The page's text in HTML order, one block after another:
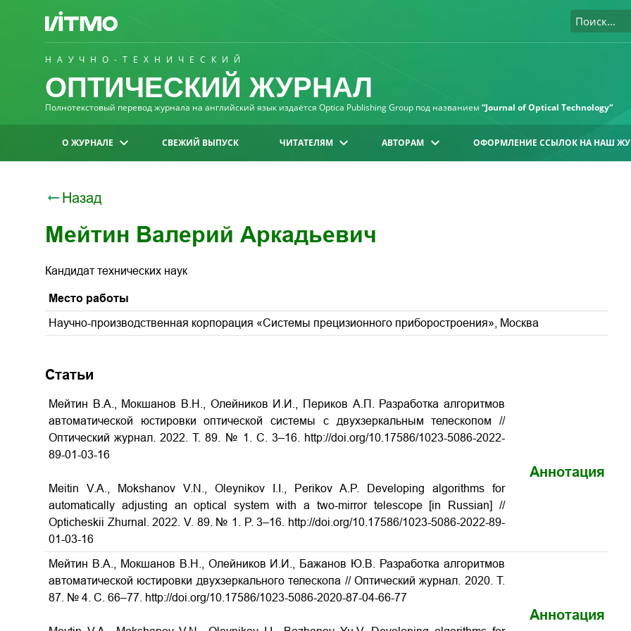
НАУЧНО-ТЕХНИЧЕСКИЙ
ОПТИЧЕСКИЙ ЖУРНАЛ
Полнотекстовый перевод журнала на английский язык издаётся Optica Publishing Group под названием “Journal of Optical Technology“
О ЖУРНАЛЕ СВЕЖИЙ ВЫПУСК ЧИТАТЕЛЯМ АВТОРАМ ОФОРМЛЕНИЕ ССЫЛОК НА НАШ
Назад
Мейтин Валерий Аркадьевич
Кандидат технических наук
Место работы
Научно-производственная корпорация «Системы прецизионного приборостроения», Москва
Статьи
Мейтин В.А., Мокшанов В.Н., Олейников И.И., Периков А.П. Разработка алгоритмов
автоматической юстировки оптической системы с двухзеркальным телескопом //
Оптический журнал. 2022. Т. 89. № 1. С. 3–16. http://doi.org/10.17586/1023-5086-2022-
89-01-03-16
Meitin V.A., Mokshanov V.N., Oleynikov I.I., Perikov A.P. Developing algorithms for
automatically adjusting an optical system with a two-mirror telescope [in Russian] //
Opticheskii Zhurnal. 2022. V. 89. № 1. P. 3–16. http://doi.org/10.17586/1023-5086-2022-89-
01-03-16
Аннотация
Мейтин В.А., Мокшанов В.Н., Олейников И.И., Бажанов Ю.В. Разработка алгоритмов
автоматической юстировки двухзеркального телескопа // Оптический журнал. 2020. Т.
87. № 4. С. 66–77. http://doi.org/10.17586/1023-5086-2020-87-04-66-77
Аннотация